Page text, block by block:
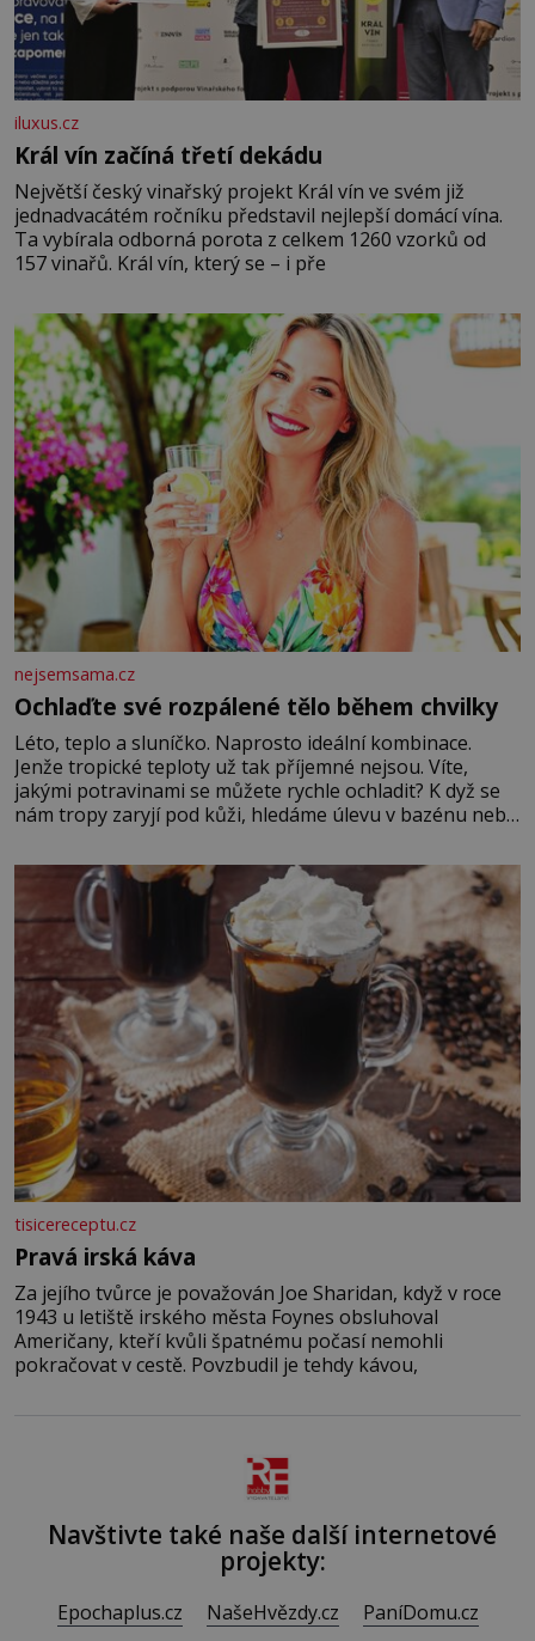
iluxus.cz
Král vín začíná třetí dekádu
Největší český vinařský projekt Král vín ve svém již
jednadvacátém ročníku představil nejlepší domácí vína.
Ta vybírala odborná porota z celkem 1260 vzorků od
157 vinařů. Král vín, který se – i pře
nejsemsama.cz
Ochlaďte své rozpálené tělo během chvilky
Léto, teplo a sluníčko. Naprosto ideální kombinace.
Jenže tropické teploty už tak příjemné nejsou. Víte,
jakými potravinami se můžete rychle ochladit? K dyž se
nám tropy zaryjí pod kůži, hledáme úlevu v bazénu nebo
blízkosti. Nemusíte však zoufat. Pokud budete mít
promyšlený jídelníček, žadné pařáky si na vás
tisicereceptu.cz
Pravá irská káva
Za jejího tvůrce je považován Joe Sharidan, když v roce
1943 u letiště irského města Foynes obsluhoval
Američany, kteří kvůli špatnému počasí nemohli
pokračovat v cestě. Povzbudil je tehdy kávou,
Navštivte také naše další internetové
projekty:
Epochaplus.cz NašeHvězdy.cz
PaníDomu.cz